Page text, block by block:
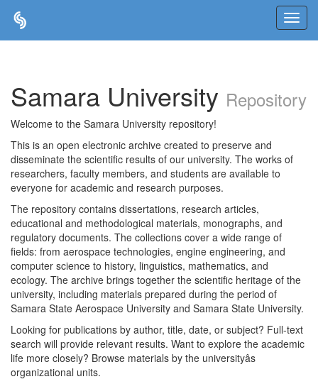
Samara University Repository
Welcome to the Samara University repository!
This is an open electronic archive created to preserve and
disseminate the scientific results of our university. The works of
researchers, faculty members, and students are available to
everyone for academic and research purposes.
The repository contains dissertations, research articles,
educational and methodological materials, monographs, and
regulatory documents. The collections cover a wide range of
fields: from aerospace technologies, engine engineering, and
computer science to history, linguistics, mathematics, and
ecology. The archive brings together the scientific heritage of the
university, including materials prepared during the period of
Samara State Aerospace University and Samara State University.
Looking for publications by author, title, date, or subject? Full-text
search will provide relevant results. Want to explore the academic
life more closely? Browse materials by the universityâs
organizational units.